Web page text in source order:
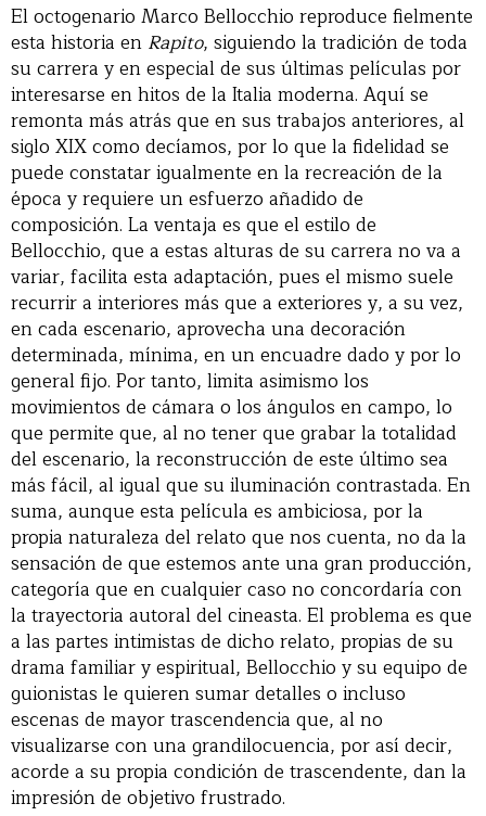
El octogenario Marco Bellocchio reproduce fielmente
esta historia en Rapito, siguiendo la tradición de toda
su carrera y en especial de sus últimas películas por
interesarse en hitos de la Italia moderna. Aquí se
remonta más atrás que en sus trabajos anteriores, al
siglo XIX como decíamos, por lo que la fidelidad se
puede constatar igualmente en la recreación de la
época y requiere un esfuerzo añadido de
composición. La ventaja es que el estilo de
Bellocchio, que a estas alturas de su carrera no va a
variar, facilita esta adaptación, pues el mismo suele
recurrir a interiores más que a exteriores y, a su vez,
en cada escenario, aprovecha una decoración
determinada, mínima, en un encuadre dado y por lo
general fijo. Por tanto, limita asimismo los
movimientos de cámara o los ángulos en campo, lo
que permite que, al no tener que grabar la totalidad
del escenario, la reconstrucción de este último sea
más fácil, al igual que su iluminación contrastada. En
suma, aunque esta película es ambiciosa, por la
propia naturaleza del relato que nos cuenta, no da la
sensación de que estemos ante una gran producción,
categoría que en cualquier caso no concordaría con
la trayectoria autoral del cineasta. El problema es que
a las partes intimistas de dicho relato, propias de su
drama familiar y espiritual, Bellocchio y su equipo de
guionistas le quieren sumar detalles o incluso
escenas de mayor trascendencia que, al no
visualizarse con una grandilocuencia, por así decir,
acorde a su propia condición de trascendente, dan la
impresión de objetivo frustrado.